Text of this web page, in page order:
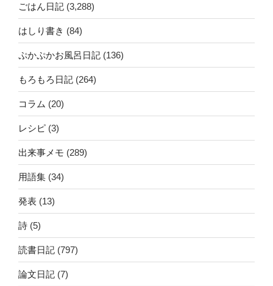
ごはん日記 (3,288)
はしり書き (84)
ぷかぷかお風呂日記 (136)
もろもろ日記 (264)
コラム (20)
レシピ (3)
出来事メモ (289)
用語集 (34)
発表 (13)
詩 (5)
読書日記 (797)
論文日記 (7)